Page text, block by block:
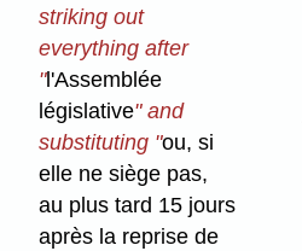
striking out
everything after
"l'Assemblée
législative" and
substituting "ou, si
elle ne siège pas,
au plus tard 15 jours
après la reprise de